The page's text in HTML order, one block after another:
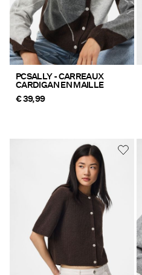
PCSALLY - CARREAUX
CARDIGAN EN MAILLE
€ 39,99